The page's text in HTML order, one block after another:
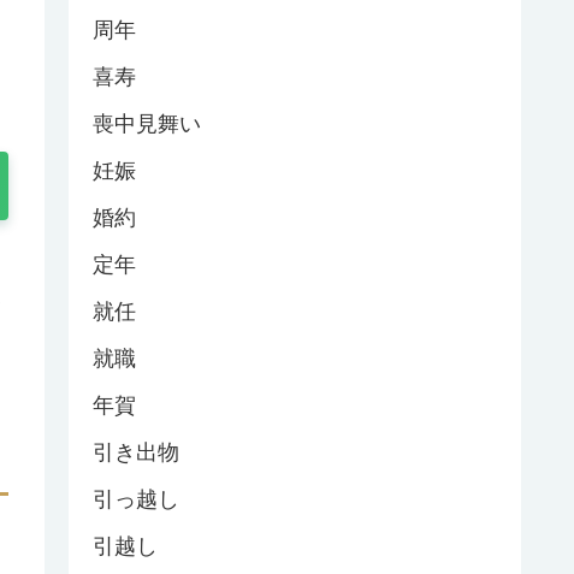
周年
喜寿
喪中見舞い
妊娠
婚約
定年
就任
就職
年賀
引き出物
引っ越し
引越し